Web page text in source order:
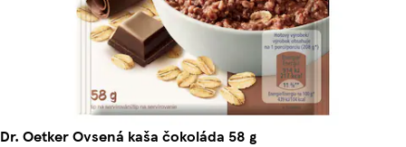
Dr. Oetker Ovsená kaša čokoláda 58 g